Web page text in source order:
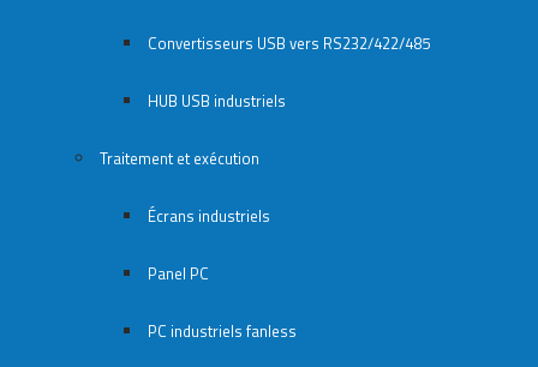
Convertisseurs USB vers RS232/422/485
HUB USB industriels
Traitement et exécution
Écrans industriels
Panel PC
PC industriels fanless